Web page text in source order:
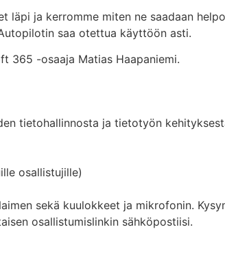
ja kerromme miten ne saadaan
saa otettua käyttöön asti.
365 -osaaja Matias Haapaniemi.
tietohallinnosta ja tietotyön
osallistujille)
sekä kuulokkeet ja mikrofonin.
osallistumislinkin sähköpostiisi.